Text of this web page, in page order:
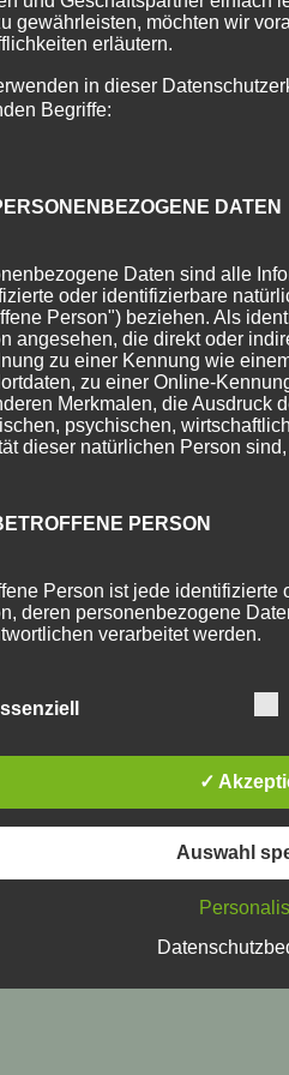
IN
tiefverschneite
Sie warten. Um unseren
einen sicheren Urlaub...
gewährleisten, möchten wir
erläutern.
in dieser
Begriffe:
DATEN
Daten sind alle
oder identifizierbare
Person") beziehen. Als
angesehen, die direkt oder
zu einer Kennung wie
zu einer Online-
Merkmalen, die Ausdruck
psychischen,
dieser natürlichen Person
PERSON
Person ist jede
deren personenbezogene
verarbeitet werden.
ist jeder mit oder ohne
das Ordnen, die
das Auslesen, das
durch Übermittlung,
den Abgleich oder die
✓
Auswahl